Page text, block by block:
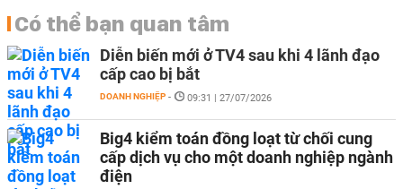
Có thể bạn quan tâm
Diễn biến mới ở TV4 sau khi 4 lãnh đạo
cấp cao bị bắt
DOANH NGHIỆP - 09:31 | 27/07/2026
Big4 kiểm toán đồng loạt từ chối cung
cấp dịch vụ cho một doanh nghiệp ngành
điện